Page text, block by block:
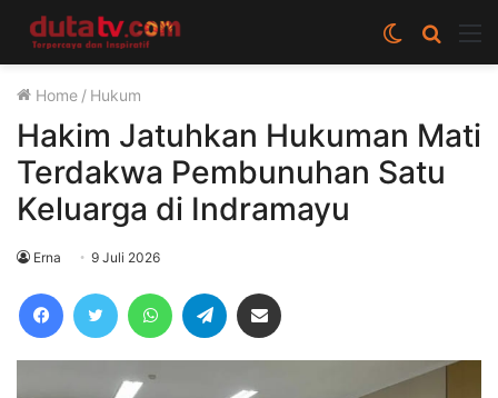
Cari
berita
Switch
skin
Home / Hukum
Hakim Jatuhkan Hukuman Mati
Terdakwa Pembunuhan Satu
Keluarga di Indramayu
Erna 9 Juli 2026
FacebookTwitter WhatsAppTelegram